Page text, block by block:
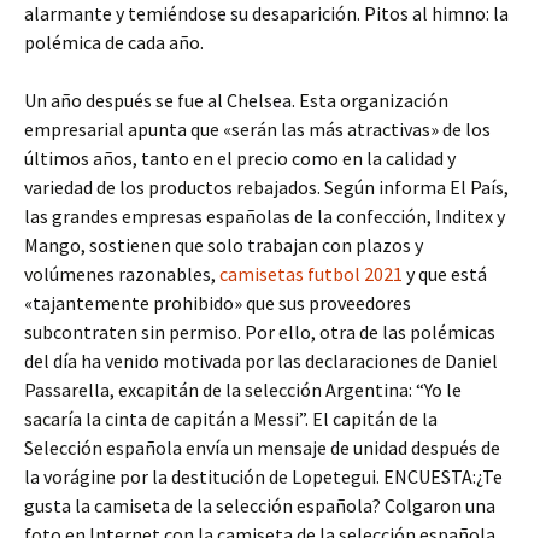
alarmante y temiéndose su desaparición. Pitos al himno: la
polémica de cada año.
Un año después se fue al Chelsea. Esta organización
empresarial apunta que «serán las más atractivas» de los
últimos años, tanto en el precio como en la calidad y
variedad de los productos rebajados. Según informa El País,
las grandes empresas españolas de la confección, Inditex y
Mango, sostienen que solo trabajan con plazos y
volúmenes razonables, camisetas futbol 2021 y que está
«tajantemente prohibido» que sus proveedores
subcontraten sin permiso. Por ello, otra de las polémicas
del día ha venido motivada por las declaraciones de Daniel
Passarella, excapitán de la selección Argentina: “Yo le
sacaría la cinta de capitán a Messi”. El capitán de la
Selección española envía un mensaje de unidad después de
la vorágine por la destitución de Lopetegui. ENCUESTA:¿Te
gusta la camiseta de la selección española? Colgaron una